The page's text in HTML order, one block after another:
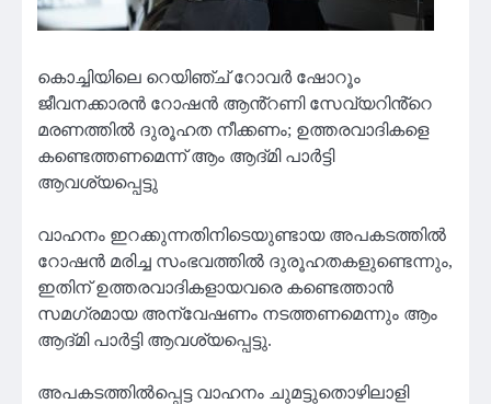
കൊച്ചിയിലെ റെയിഞ്ച് റോവർ ഷോറൂം
ജീവനക്കാരൻ റോഷൻ ആൻ്റണി സേവ്യറിൻ്റെ
മരണത്തിൽ ദുരൂഹത നീക്കണം; ഉത്തരവാദികളെ
കണ്ടെത്തണമെന്ന് ആം ആദ്മി പാർട്ടി
ആവശ്യപ്പെട്ടു
വാഹനം ഇറക്കുന്നതിനിടെയുണ്ടായ അപകടത്തിൽ
റോഷൻ മരിച്ച സംഭവത്തിൽ ദുരൂഹതകളുണ്ടെന്നും,
ഇതിന് ഉത്തരവാദികളായവരെ കണ്ടെത്താൻ
സമഗ്രമായ അന്വേഷണം നടത്തണമെന്നും ആം
ആദ്മി പാർട്ടി ആവശ്യപ്പെട്ടു.
അപകടത്തിൽപ്പെട്ട വാഹനം ചുമട്ടുതൊഴിലാളി